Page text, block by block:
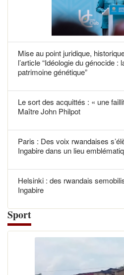
Mise au point juridique,
l’article “Idéologie du génocide :
patrimoine génétique”
Le sort des acquittés : « une
Maître John Philpot
Paris : Des voix rwandaises
Ingabire dans un lieu
Helsinki : des rwandais
Ingabire
Sport